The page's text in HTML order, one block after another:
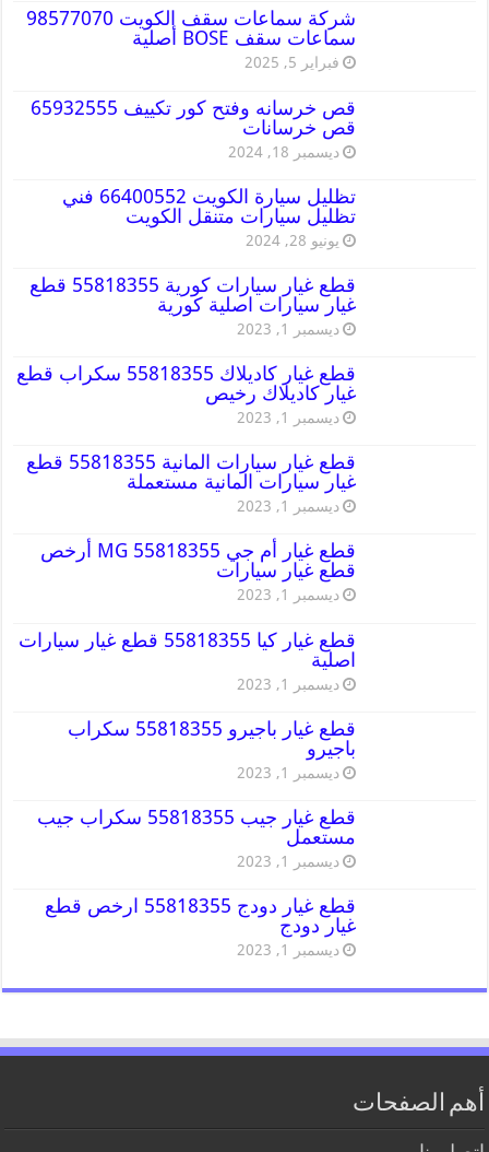
شركة سماعات سقف الكويت 98577070
سماعات سقف BOSE أصلية
فبراير 5, 2025
قص خرسانه وفتح كور تكييف 65932555
قص خرسانات
ديسمبر 18, 2024
تظليل سيارة الكويت 66400552 فني
تظليل سيارات متنقل الكويت
يونيو 28, 2024
قطع غيار سيارات كورية 55818355 قطع
غيار سيارات اصلية كورية
ديسمبر 1, 2023
قطع غيار كاديلاك 55818355 سكراب قطع
غيار كاديلاك رخيص
ديسمبر 1, 2023
قطع غيار سيارات المانية 55818355 قطع
غيار سيارات المانية مستعملة
ديسمبر 1, 2023
قطع غيار أم جي MG 55818355 أرخص
قطع غيار سيارات
ديسمبر 1, 2023
قطع غيار كيا 55818355 قطع غيار سيارات
اصلية
ديسمبر 1, 2023
قطع غيار باجيرو 55818355 سكراب
باجيرو
ديسمبر 1, 2023
قطع غيار جيب 55818355 سكراب جيب
مستعمل
ديسمبر 1, 2023
قطع غيار دودج 55818355 ارخص قطع
غيار دودج
ديسمبر 1, 2023
أهم الصفحات